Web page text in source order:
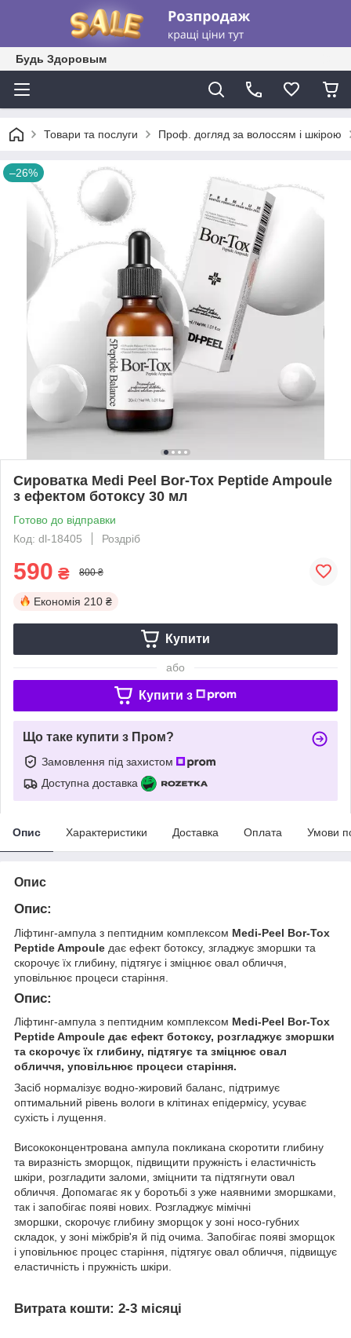
Будь Здоровым
Товари та послуги Проф. догляд за волоссям і шкірою
–26%
Сироватка Medi Peel Bor-Tox Peptide Ampoule
з ефектом ботоксу 30 мл
Готово до відправки
Код: dl-18405
Роздріб
590 ₴ 800 ₴
Економія 210 ₴
Купити
або
Купити з
Що таке купити з Пром?
Замовлення під захистом
Доступна доставка
Опис Характеристики Доставка Оплата Умови
Опис
Опис:
Ліфтинг-ампула з пептидним комплексом Medi-Peel Bor-Tox
Peptide Ampoule дає ефект ботоксу, згладжує зморшки та
скорочує їх глибину, підтягує і зміцнює овал обличчя,
уповільнює процеси старіння.
Опис:
Ліфтинг-ампула з пептидним комплексом Medi-Peel Bor-Tox
Peptide Ampoule дає ефект ботоксу, розгладжує зморшки
та скорочує їх глибину, підтягує та зміцнює овал
обличчя, уповільнює процеси старіння.
Засіб нормалізує водно-жировий баланс, підтримує
оптимальний рівень вологи в клітинах епідермісу, усуває
сухість і лущення.
Висококонцентрована ампула покликана скоротити глибину
та виразність зморщок, підвищити пружність і еластичність
шкіри, розгладити заломи, зміцнити та підтягнути овал
обличчя. Допомагає як у боротьбі з уже наявними зморшками,
так і запобігає появі нових. Розгладжує мімічні
зморшки, скорочує глибину зморщок у зоні носо-губних
складок, у зоні міжбрів'я й під очима. Запобігає появі зморщок
і уповільнює процес старіння, підтягує овал обличчя, підвищує
еластичність і пружність шкіри.
Витрата кошти: 2-3 місяці